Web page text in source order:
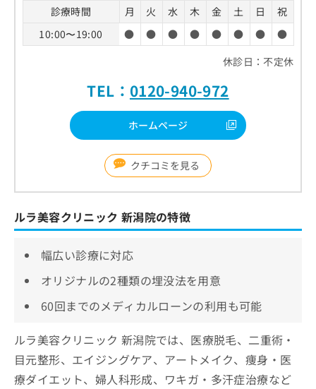
診療時間 月 火 水 木 金 土 日
祝
10:00〜19:00
● ● ● ● ● ● ●
●
休診日：不定休
TEL： 0120-940-972
ホームページ
クチコミを見る
ルラ美容クリニック 新潟院の特徴
幅広い診療に対応
オリジナルの2種類の埋没法を用意
60回までのメディカルローンの利用も可能
ルラ美容クリニック 新潟院では、医療脱毛、二重術・
目元整形、エイジングケア、アートメイク、痩身・医
療ダイエット、婦人科形成、ワキガ・多汗症治療など